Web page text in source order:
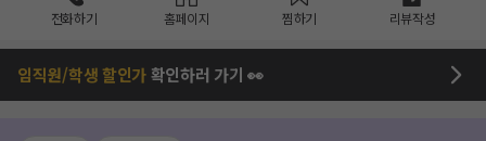
전화하기 홈페이지 찜하기 리뷰작성
임직원/학생 할인가확인하러 가기 👀